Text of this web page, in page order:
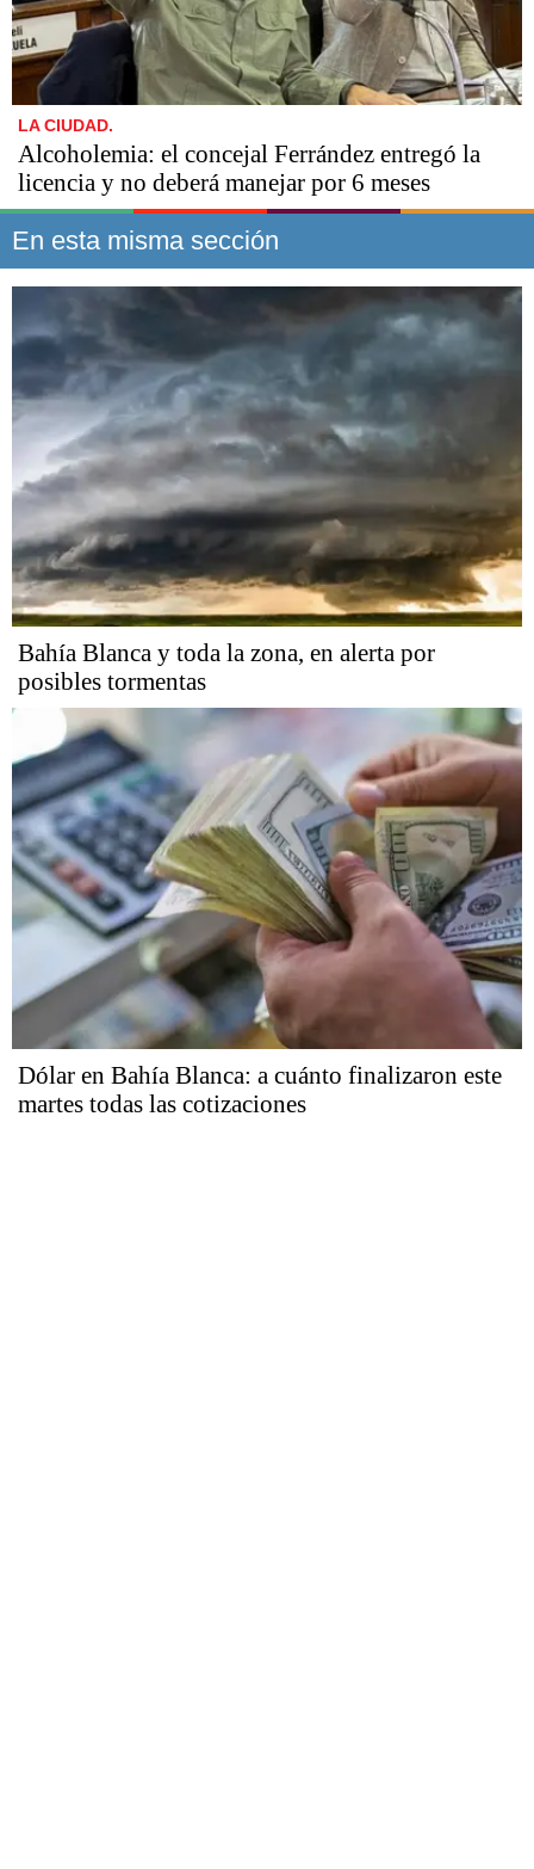
LA CIUDAD.
Alcoholemia: el concejal Ferrández entregó la
licencia y no deberá manejar por 6 meses
En esta misma sección
Bahía Blanca y toda la zona, en alerta por
posibles tormentas
Dólar en Bahía Blanca: a cuánto finalizaron este
martes todas las cotizaciones